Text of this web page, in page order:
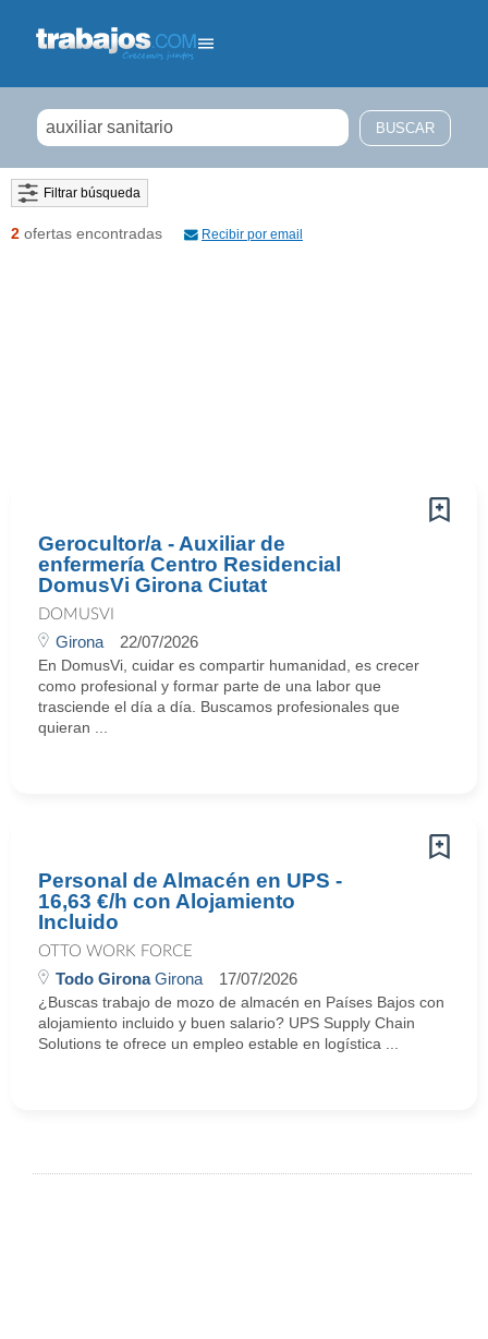
Filtrar búsqueda
2 ofertas encontradas Recibir por email
Gerocultor/a - Auxiliar de
enfermería Centro Residencial
DomusVi Girona Ciutat
DOMUSVI
Girona 22/07/2026
En DomusVi, cuidar es compartir humanidad, es crecer
como profesional y formar parte de una labor que
trasciende el día a día. Buscamos profesionales que
quieran ...
Personal de Almacén en UPS -
16,63 €/h con Alojamiento
Incluido
OTTO WORK FORCE
Todo GironaGirona 17/07/2026
¿Buscas trabajo de mozo de almacén en Países Bajos con
alojamiento incluido y buen salario? UPS Supply Chain
Solutions te ofrece un empleo estable en logística ...